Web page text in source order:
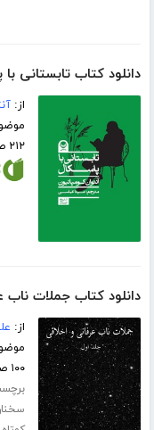
دانلود کتاب تابستانی با
از:
۲۱۲ صفحه
دانلود کتاب جملات ناب
از:
۱۰۰ صفحه